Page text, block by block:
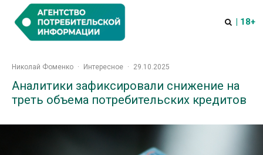
| 18+
Николай Фоменко · Интересное · 29.10.2025
Аналитики зафиксировали снижение на
треть объема потребительских кредитов